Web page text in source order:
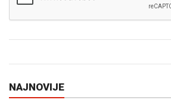
NAJNOVIJE